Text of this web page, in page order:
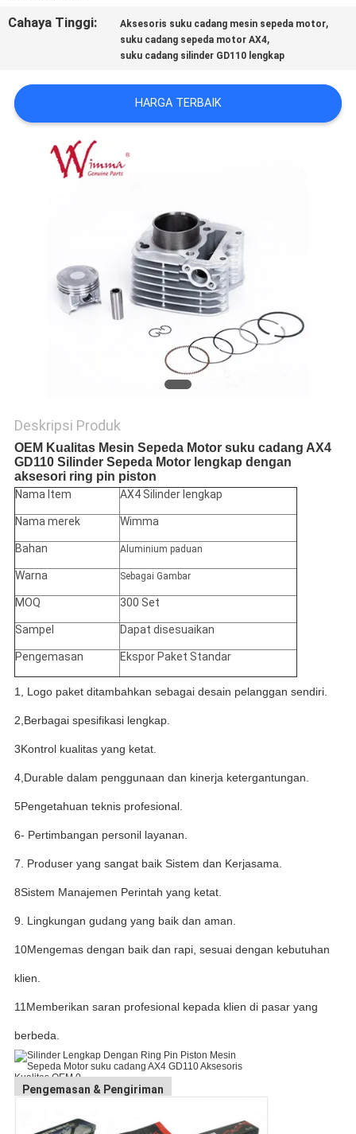
KEBIJAKAN
Cahaya Tinggi: Aksesoris suku cadang mesin sepeda motor,
suku cadang sepeda motor AX4,
suku cadang silinder GD110 lengkap
HARGA TERBAIK
Deskripsi Produk
OEM Kualitas Mesin Sepeda Motor suku cadang AX4
GD110 Silinder Sepeda Motor lengkap dengan
aksesori ring pin piston
Nama Item AX4 Silinder lengkap
Nama merek Wimma
Bahan Aluminium paduan
Warna Sebagai Gambar
MOQ 300 Set
Sampel Dapat disesuaikan
Pengemasan Ekspor Paket Standar
1, Logo paket ditambahkan sebagai desain pelanggan sendiri.
2,Berbagai spesifikasi lengkap.
3Kontrol kualitas yang ketat.
4,Durable dalam penggunaan dan kinerja ketergantungan.
5Pengetahuan teknis profesional.
6- Pertimbangan personil layanan.
7. Produser yang sangat baik Sistem dan Kerjasama.
8Sistem Manajemen Perintah yang ketat.
9. Lingkungan gudang yang baik dan aman.
10Mengemas dengan baik dan rapi, sesuai dengan kebutuhan
klien.
11Memberikan saran profesional kepada klien di pasar yang
berbeda.
Pengemasan & Pengiriman